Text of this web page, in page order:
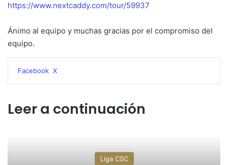
https://www.nextcaddy.com/tour/59937
Ánimo al equipo y muchas gracias por el compromiso del
equipo.
Facebook X
electrónico
Leer a continuación
Liga CSC